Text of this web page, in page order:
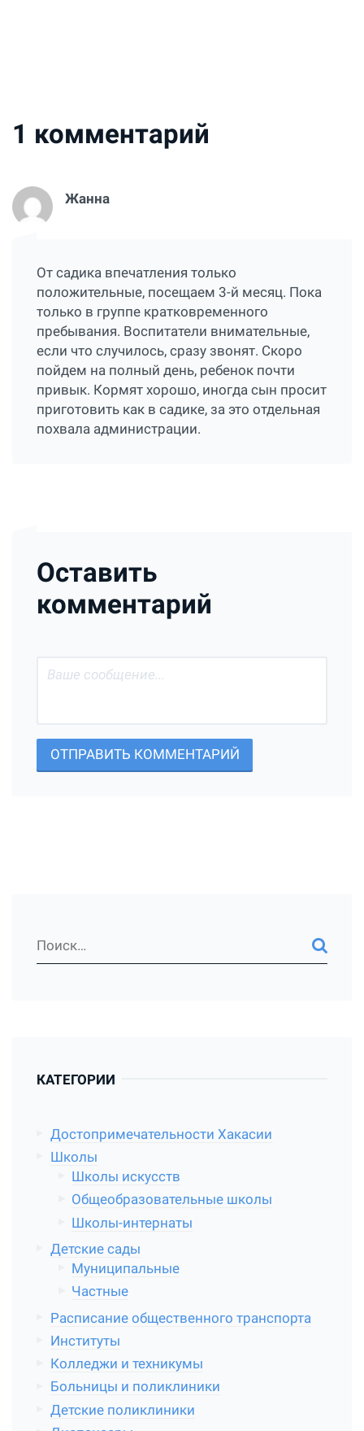
1 комментарий
Жанна
От садика впечатления только
положительные, посещаем 3-й месяц. Пока
только в группе кратковременного
пребывания. Воспитатели внимательные,
если что случилось, сразу звонят. Скоро
пойдем на полный день, ребенок почти
привык. Кормят хорошо, иногда сын просит
приготовить как в садике, за это отдельная
похвала администрации.
Оставить
комментарий
ОТПРАВИТЬ КОММЕНТАРИЙ
КАТЕГОРИИ
Достопримечательности Хакасии
Школы
Школы искусств
Общеобразовательные школы
Школы-интернаты
Детские сады
Муниципальные
Частные
Расписание общественного транспорта
Институты
Колледжи и техникумы
Больницы и поликлиники
Детские поликлиники